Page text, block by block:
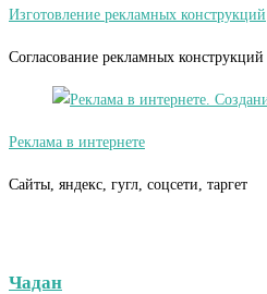
Изготовление рекламных конструкций
Согласование рекламных конструкций
Реклама в интернете
Сайты, яндекс, гугл, соцсети, таргет
Чадан